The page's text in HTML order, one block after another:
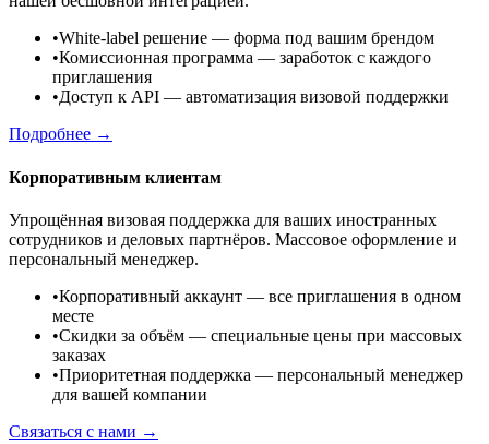
•White-label решение — форма под вашим брендом
•Комиссионная программа — заработок с каждого
приглашения
•Доступ к API — автоматизация визовой поддержки
Подробнее →
Корпоративным клиентам
Упрощённая визовая поддержка для ваших иностранных
сотрудников и деловых партнёров. Массовое оформление и
персональный менеджер.
•Корпоративный аккаунт — все приглашения в одном
месте
•Скидки за объём — специальные цены при массовых
заказах
•Приоритетная поддержка — персональный менеджер
для вашей компании
Связаться с нами →